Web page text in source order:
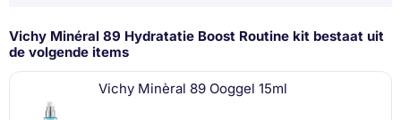
Vichy Minéral 89 Hydratatie Boost Routine kit bestaat uit
de volgende items
Vichy Minèral 89 Ooggel 15ml